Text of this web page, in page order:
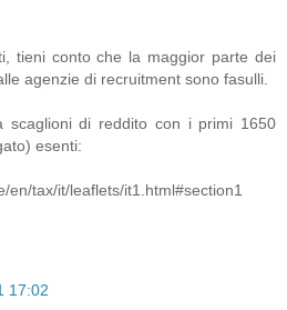
tieni conto che la maggior parte dei
agenzie di recruitment sono fasulli.
scaglioni di reddito con i primi 1650
esenti:
en/tax/it/leaflets/it1.html#section1
17:02